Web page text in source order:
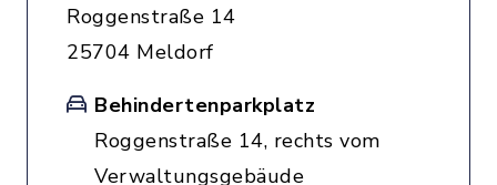
Roggenstraße 14
25704 Meldorf
Behindertenparkplatz
Roggenstraße 14, rechts vom
Verwaltungsgebäude